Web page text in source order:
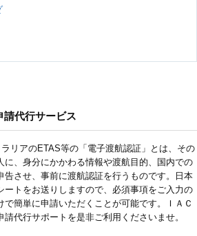
請代行サービス
リアのETAS等の「電子渡航認証」とは、その
に、身分にかかわる情報や渡航目的、国内での
告させ、事前に渡航認証を行うものです。日本
ートをお送りしますので、必須事項をご入力の
簡単に申請いただくことが可能です。ＩＡＣ
代行サポートを是非ご利用くださいませ。